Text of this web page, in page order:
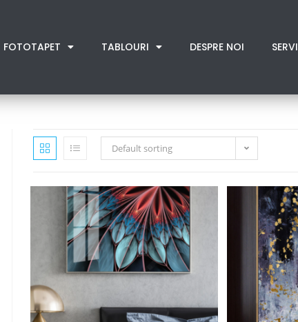
FOTOTAPET TABLOURI DESPRE NOI
Default sorting